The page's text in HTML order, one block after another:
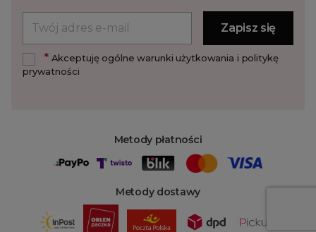
Metody płatności
Metody dostawy
*Akceptuję ogólne warunki użytkowania i politykę
prywatności